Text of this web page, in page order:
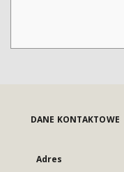
DANE KONTAKTOWE
Adres